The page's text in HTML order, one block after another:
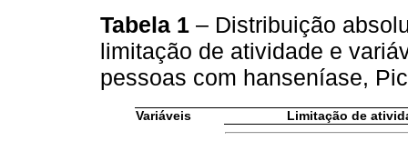
Tabela 1 – Distribuição
limitação de atividade e
pessoas com hanseníase,
Variáveis Limitação de